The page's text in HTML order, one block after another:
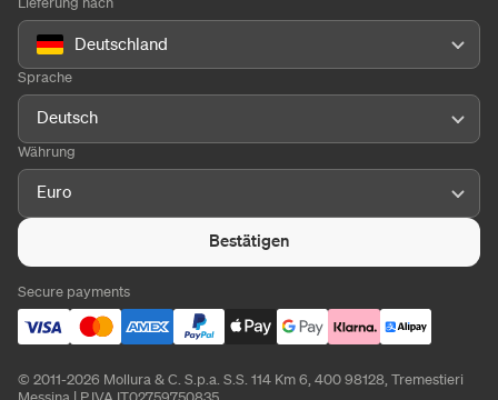
Deutschland
Sprache
Deutsch
Währung
Euro
Bestätigen
Secure payments
© 2011-2026 Mollura & C. S.p.a. S.S. 114 Km 6, 400 98128, Tremestieri